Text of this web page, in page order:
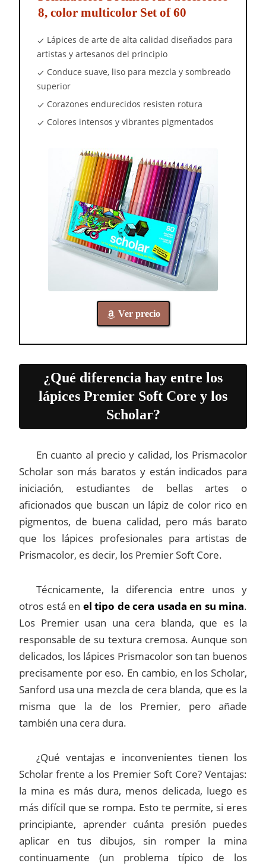
8, color multicolor Set of 60
Lápices de arte de alta calidad diseñados para
artistas y artesanos del principio
Conduce suave, liso para mezcla y sombreado
superior
Corazones endurecidos resisten rotura
Colores intensos y vibrantes pigmentados
Ver precio
¿Qué diferencia hay entre los
lápices Premier Soft Core y los
Scholar?
En cuanto al precio y calidad, los Prismacolor
Scholar son más baratos y están indicados para
iniciación, estudiantes de bellas artes o
aficionados que buscan un lápiz de color rico en
pigmentos, de buena calidad, pero más barato
que los lápices profesionales para artistas de
Prismacolor, es decir, los Premier Soft Core.
Técnicamente, la diferencia entre unos y
otros está en el tipo de cera usada en su mina.
Los Premier usan una cera blanda, que es la
responsable de su textura cremosa. Aunque son
delicados, los lápices Prismacolor son tan buenos
precisamente por eso. En cambio, en los Scholar,
Sanford usa una mezcla de cera blanda, que es la
misma que la de los Premier, pero añade
también una cera dura.
¿Qué ventajas e inconvenientes tienen los
Scholar frente a los Premier Soft Core? Ventajas:
la mina es más dura, menos delicada, luego es
más difícil que se rompa. Esto te permite, si eres
principiante, aprender cuánta presión puedes
aplicar en tus dibujos, sin romper la mina
continuamente (un problema típico de los